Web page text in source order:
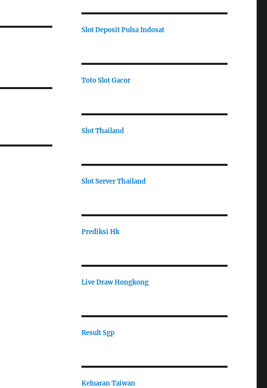
Slot Deposit Pulsa Indosat
Toto Slot Gacor
Slot Thailand
Slot Server Thailand
Prediksi Hk
Live Draw Hongkong
Result Sgp
Keluaran Taiwan